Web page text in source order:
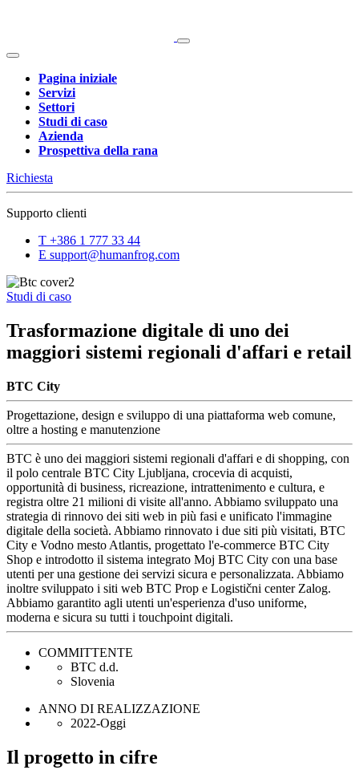
Pagina iniziale
Servizi
Settori
Studi di caso
Azienda
Prospettiva della rana
Richiesta
Supporto clienti
T +386 1 777 33 44
E support@humanfrog.com
Studi di caso
Trasformazione digitale di uno dei
maggiori sistemi regionali d'affari e retail
BTC City
Progettazione, design e sviluppo di una piattaforma web comune,
oltre a hosting e manutenzione
BTC è uno dei maggiori sistemi regionali d'affari e di shopping, con
il polo centrale BTC City Ljubljana, crocevia di acquisti,
opportunità di business, ricreazione, intrattenimento e cultura, e
registra oltre 21 milioni di visite all'anno. Abbiamo sviluppato una
strategia di rinnovo dei siti web in più fasi e unificato l'immagine
digitale della società. Abbiamo rinnovato i due siti più visitati, BTC
City e Vodno mesto Atlantis, progettato l'e-commerce BTC City
Shop e introdotto il sistema integrato Moj BTC City con una base
utenti per una gestione dei servizi sicura e personalizzata. Abbiamo
inoltre sviluppato i siti web BTC Prop e Logistični center Zalog.
Abbiamo garantito agli utenti un'esperienza d'uso uniforme,
moderna e sicura su tutti i touchpoint digitali.
COMMITTENTE
BTC d.d.
Slovenia
ANNO DI REALIZZAZIONE
2022-Oggi
Il progetto in cifre